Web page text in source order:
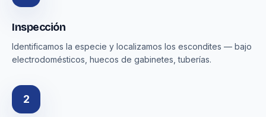
Inspección
Identificamos la especie y localizamos los escondites — bajo
electrodomésticos, huecos de gabinetes, tuberías.
2